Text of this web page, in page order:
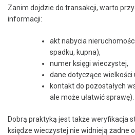
Zanim dojdzie do transakcji, warto
informacji:
akt nabycia
spadku, kupna),
numer księgi wieczystej,
dane dotyczące wielkości
kontakt do pozostałych
ale może ułatwić sprawę).
Dobrą praktyką jest także weryfikacja
księdze wieczystej nie widnieją żadne